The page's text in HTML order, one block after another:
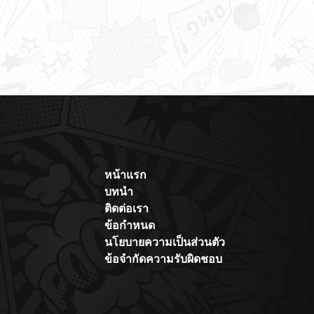
หน้าแรก
บทนำ
ติดต่อเรา
ข้อกำหนด
นโยบายความเป็นส่วนตัว
ข้อจำกัดความรับผิดชอบ